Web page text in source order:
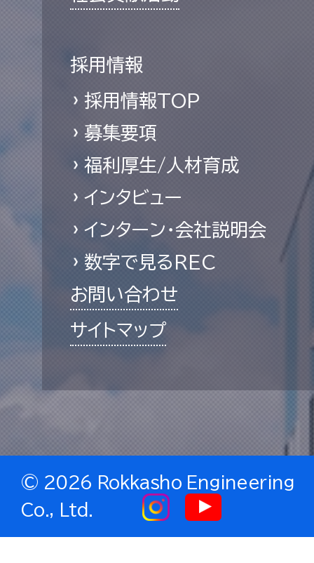
採用情報
採用情報TOP
募集要項
福利厚生/人材育成
インタビュー
インターン・会社説明会
数字で見るREC
お問い合わせ
サイトマップ
© 2026 Rokkasho Engineering
Co., Ltd.